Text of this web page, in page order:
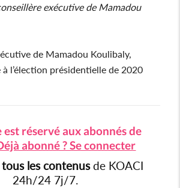
exécutive de Mamadou
de Mamadou Koulibaly,
l’élection présidentielle de 2020
réservé aux abonnés de
abonné ? Se connecter
les contenusde KOACI
24h/24 7j/7.